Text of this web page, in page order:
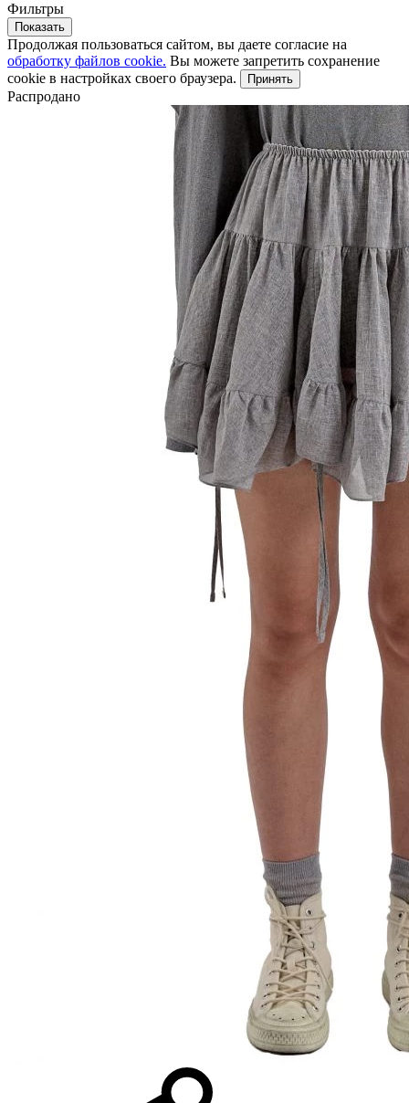
Фильтры
Показать
Продолжая пользоваться сайтом, вы даете согласие на
обработку файлов cookie. Вы можете запретить сохранение
cookie в настройках своего браузера.
Принять
Распродано